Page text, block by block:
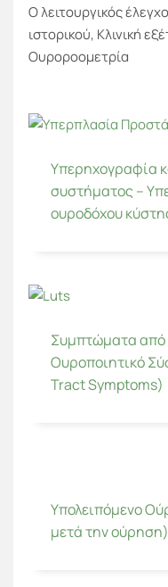
Ο λειτουργικός
ιστορικού, Κλινική
Ουροροομετρία
Υπερηχογραφία
συστήματος –
ουροδόχου
Συμπτώματα από
Ουροποιητικό
Tract Symptoms)
Υπολειπόμενο
μετά την ούρηση)